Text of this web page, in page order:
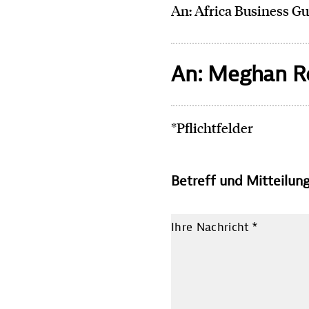
An: Africa Business
An: Meghan
*Pflichtfelder
Betreff und
Ihre Nachricht *